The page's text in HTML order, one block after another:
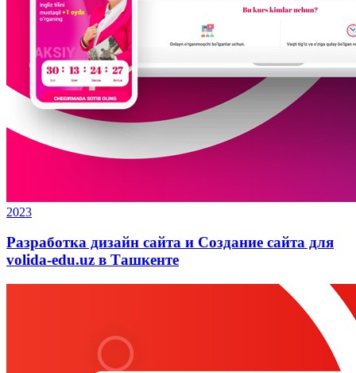
2023
Разработка дизайн сайта и Создание сайта для
volida-edu.uz в Ташкенте